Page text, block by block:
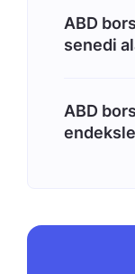
ABD
senedi
ABD